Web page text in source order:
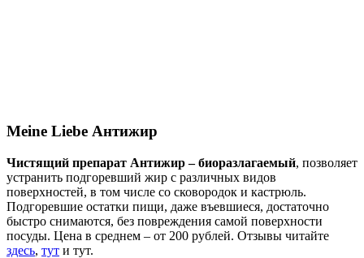
Meine Liebe Антижир
Чистящий препарат Антижир – биоразлагаемый, позволяет
устранить подгоревший жир с различных видов
поверхностей, в том числе со сковородок и кастрюль.
Подгоревшие остатки пищи, даже въевшиеся, достаточно
быстро снимаются, без повреждения самой поверхности
посуды. Цена в среднем – от 200 рублей. Отзывы читайте
здесь, тут и тут.